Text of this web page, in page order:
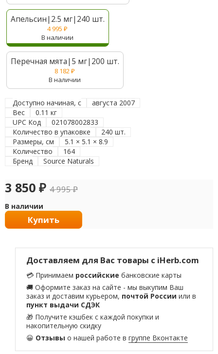
Апельсин|2.5 мг|240 шт.
4 995₽
В наличии
Перечная мята|5 мг|200 шт.
8 182₽
В наличии
Доступно начиная, с
августа 2007
Вес
0.11 кг
UPC Код
021078002833
Количество в упаковке
240 шт.
Размеры, см
5.1 × 5.1 × 8.9
Количество
164
Бренд
Source Naturals
3 850 ₽ 4 995₽
В наличии
Купить
Доставляем для Вас товары с iHerb.com
💳 Принимаем российские банковские карты
🚚 Оформите заказ на сайте - мы выкупим Ваш
заказ и доставим курьером, почтой России или в
пункт выдачи СДЭК
🎁 Получите кэшбек с каждой покупки и
накопительную скидку
😀 Отзывы о нашей работе вгруппе Вконтакте